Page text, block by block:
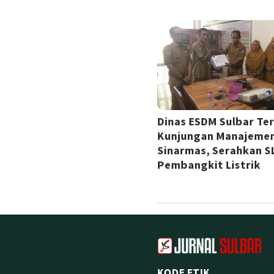
Dinas ESDM Sulbar
Kunjungan
Sinarmas, Serahkan
Pembangkit Listrik